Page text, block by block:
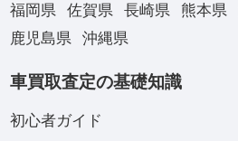
福岡県
佐賀県 長崎県 熊本県
鹿児島県
沖縄県
車買取査定の基礎知識
初心者ガイド